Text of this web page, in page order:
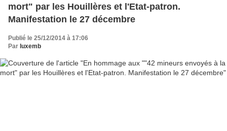
mort" par les Houillères et l'Etat-patron.
Manifestation le 27 décembre
Publié le 25/12/2014 à 17:06
Par luxemb